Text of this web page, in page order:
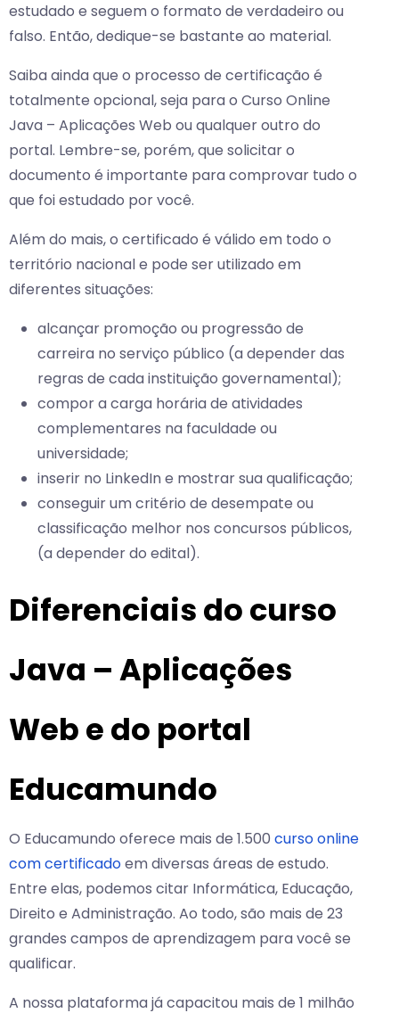
estudado e seguem o formato de verdadeiro ou
falso. Então, dedique-se bastante ao material.
Saiba ainda que o processo de certificação é
totalmente opcional, seja para o Curso Online
Java – Aplicações Web ou qualquer outro do
portal. Lembre-se, porém, que solicitar o
documento é importante para comprovar tudo o
que foi estudado por você.
Além do mais, o certificado é válido em todo o
território nacional e pode ser utilizado em
diferentes situações:
alcançar promoção ou progressão de
carreira no serviço público (a depender das
regras de cada instituição governamental);
compor a carga horária de atividades
complementares na faculdade ou
universidade;
inserir no LinkedIn e mostrar sua qualificação;
conseguir um critério de desempate ou
classificação melhor nos concursos públicos,
(a depender do edital).
Diferenciais do curso
Java – Aplicações
Web e do portal
Educamundo
O Educamundo oferece mais de 1.500 curso online
com certificadoem diversas áreas de estudo.
Entre elas, podemos citar Informática, Educação,
Direito e Administração. Ao todo, são mais de 23
grandes campos de aprendizagem para você se
qualificar.
A nossa plataforma já capacitou mais de 1 milhão